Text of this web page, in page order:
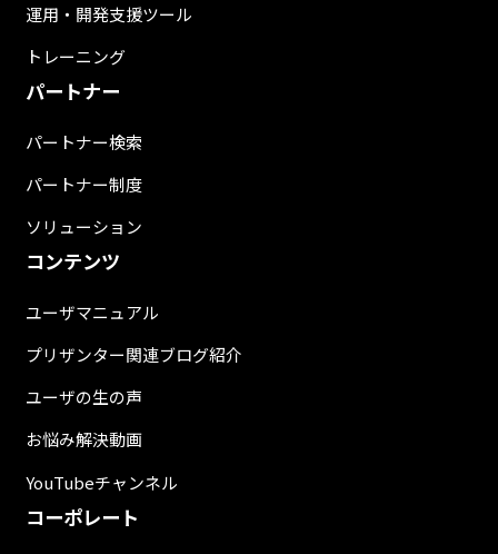
運用・開発支援ツール
トレーニング
パートナー
パートナー検索
パートナー制度
ソリューション
コンテンツ
ユーザマニュアル
プリザンター関連ブログ紹介
ユーザの生の声
お悩み解決動画
YouTubeチャンネル
コーポレート